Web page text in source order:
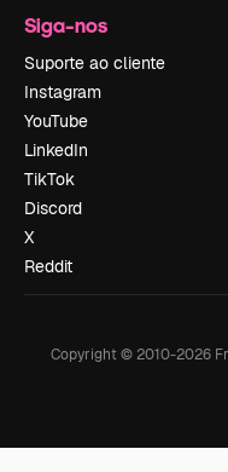
Siga-nos
Suporte ao cliente
Instagram
YouTube
LinkedIn
TikTok
Discord
X
Reddit
Copyright © 2010-2026